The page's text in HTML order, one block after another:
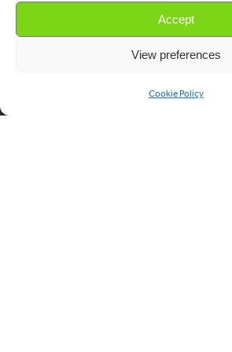
Accept
View preferences
Cookie Policy
Producten Juridisch